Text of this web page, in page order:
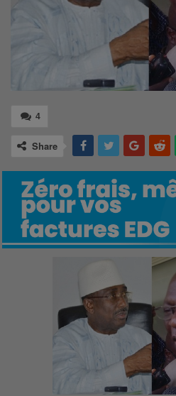
4
Share